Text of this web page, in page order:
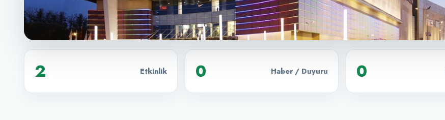
2 Etkinlik 0 Haber / Duyuru 0